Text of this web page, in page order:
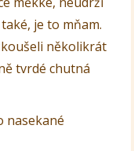
je to mňam.
několikrát
tvrdé chutná
nasekané